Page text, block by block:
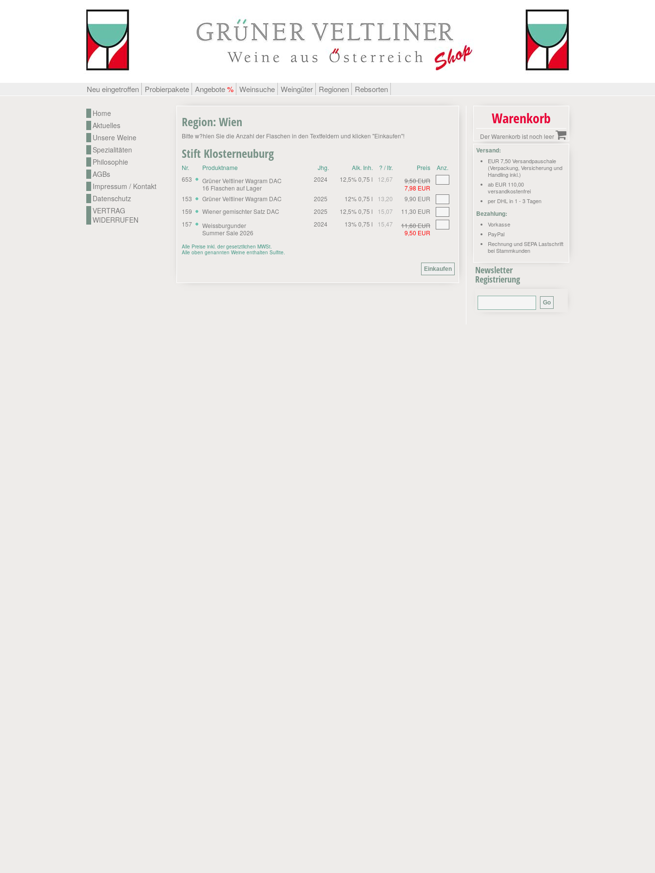
Neu eingetroffen Probierpakete Angebote% Weinsuche Weingüter Regionen Rebsorten
Home
Aktuelles
Unsere Weine
Spezialitäten
Philosophie
AGBs
Impressum / Kontakt
Datenschutz
VERTRAG
WIDERRUFEN
Region: Wien
Bitte w?hlen Sie die Anzahl der Flaschen in den Textfeldern und klicken "Einkaufen"!
Stift Klosterneuburg
Nr. Produktname Jhg. Alk. Inh. ? / ltr. Preis
Anz.
653
Grüner Veltliner Wagram DAC
16 Flaschen auf Lager
2024 12,5% 0,75 l 12,67
9,50 EUR
7,98 EUR
153
Grüner Veltliner Wagram DAC 2025 12% 0,75 l 13,20
9,90 EUR
159
Wiener gemischter Satz DAC 2025 12,5% 0,75 l 15,07
11,30 EUR
157
Weissburgunder
Summer Sale 2026
2024 13% 0,75 l 15,47
11,60 EUR
9,50 EUR
Alle Preise inkl. der gesetztlichen MWSt.
Alle oben genannten Weine enthalten Sulfite.
Warenkorb
Der Warenkorb ist noch leer
Versand:
EUR 7,50 Versandpauschale
(Verpackung, Versicherung und
Handling inkl.)
ab EUR 110,00
versandkostenfrei
per DHL in 1 - 3 Tagen
Bezahlung:
Vorkasse
PayPal
Rechnung und SEPA Lastschrift
bei Stammkunden
Newsletter
Registrierung